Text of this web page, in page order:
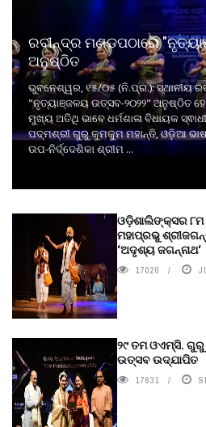
ରବୀନ୍ଦ୍ର ମଣ୍ଡପଠାରେ
ଅନୁଷ୍ଠିତ
ଭୁବନେଶ୍ୱର, ୧୫/୦୫ (ନି.ପ୍ର.): ସ୍ଥାନୀୟ
"ନୃତ୍ୟାଞ୍ଜଳୟ ଉତ୍ସବ-୨୦୨୨" ଅନୁଷ୍ଠିତ
ମୁଖ୍ୟ ଅତିଥି ଭାବେ ଧର୍ମଶାଳା ବିଧାୟକ
ପଦ୍ମଶ୍ରୀ ଗୁରୁ କୁମକୁମ ମହାନ୍ତି, ଓଡ଼ିଆ
ଉପ-ନିର୍ଦ୍ଦେଶିକା ଶ୍ରୀମ ...
ଓଡ଼ିଶାଲିଙ୍କ୍ସର ୮ମ
ମହାପ୍ରଭୁ
‘ଅଦୃଶ୍ୟ ଜଗନ୍ନାଥ‘
17020
୨୯ ତମ ଓଏମ୍‌ସି.
ଉତ୍ସବ ଉଦ୍‍ଯାପିତ
17631